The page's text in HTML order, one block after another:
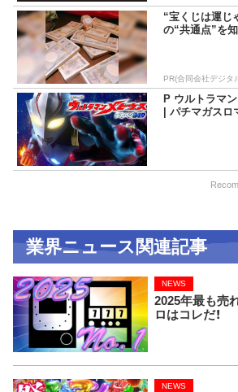
“宝くじは運じ
の“共通点”を
PR(合同会社デジタ
P ウルトラマ
| パチマガス
業界ニュース関連記事
2025年最も売
ロはコレだ！
NEWS
NEWS